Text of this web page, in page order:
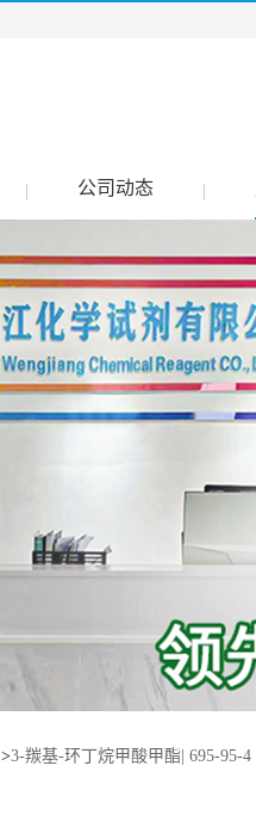
公司动态
>3-羰基-环丁烷甲酸甲酯| 695-95-4